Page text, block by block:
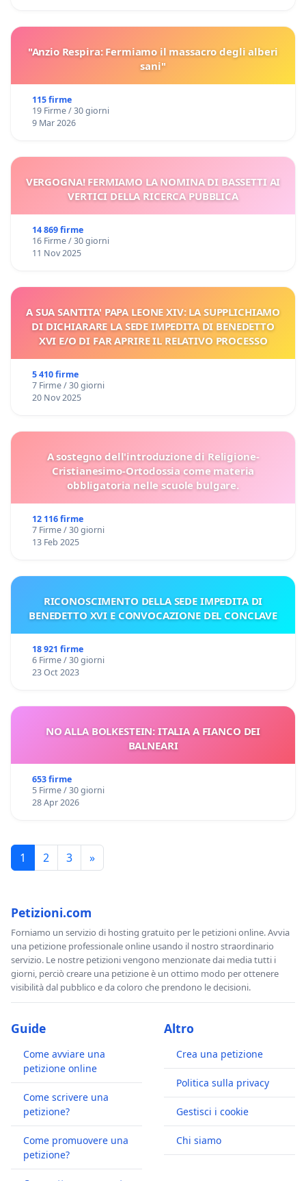
"Anzio Respira: Fermiamo il massacro degli alberi
sani"
115 firme
19 Firme / 30 giorni
9 Mar 2026
VERGOGNA! FERMIAMO LA NOMINA DI BASSETTI AI
VERTICI DELLA RICERCA PUBBLICA
14 869 firme
16 Firme / 30 giorni
11 Nov 2025
A SUA SANTITA' PAPA LEONE XIV: LA SUPPLICHIAMO
DI DICHIARARE LA SEDE IMPEDITA DI BENEDETTO
XVI E/O DI FAR APRIRE IL RELATIVO PROCESSO
5 410 firme
7 Firme / 30 giorni
20 Nov 2025
A sostegno dell'introduzione di Religione-
Cristianesimo-Ortodossia come materia
obbligatoria nelle scuole bulgare.
12 116 firme
7 Firme / 30 giorni
13 Feb 2025
RICONOSCIMENTO DELLA SEDE IMPEDITA DI
BENEDETTO XVI E CONVOCAZIONE DEL CONCLAVE
18 921 firme
6 Firme / 30 giorni
23 Oct 2023
NO ALLA BOLKESTEIN: ITALIA A FIANCO DEI
BALNEARI
653 firme
5 Firme / 30 giorni
28 Apr 2026
1 2 3 »
Petizioni.com
Forniamo un servizio di hosting gratuito per le petizioni online. Avvia
una petizione professionale online usando il nostro straordinario
servizio. Le nostre petizioni vengono menzionate dai media tutti i
giorni, perciò creare una petizione è un ottimo modo per ottenere
visibilità dal pubblico e da coloro che prendono le decisioni.
Guide
Come avviare una
petizione online
Come scrivere una
petizione?
Come promuovere una
petizione?
Altro
Crea una petizione
Politica sulla privacy
Gestisci i cookie
Chi siamo